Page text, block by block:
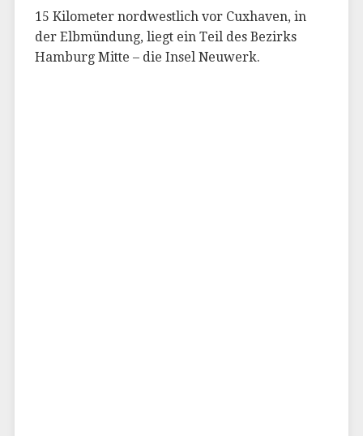
15 Kilometer nordwestlich vor Cuxhaven, in
der Elbmündung, liegt ein Teil des Bezirks
Hamburg Mitte – die Insel Neuwerk.